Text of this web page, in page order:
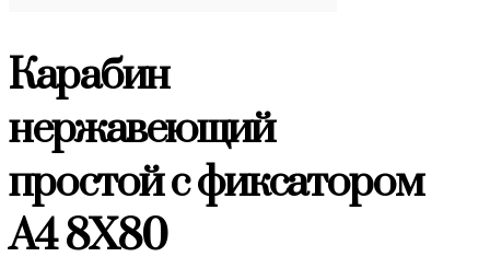
Карабин
нержавеющий
простой с фиксатором
A4 8X80